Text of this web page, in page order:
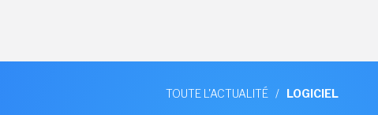
TOUTE L'ACTUALITÉ / LOGICIEL